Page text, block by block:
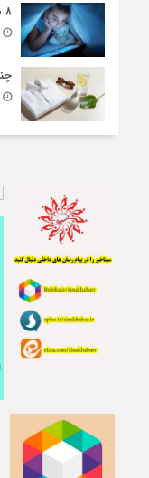
۸ ممنوعه مهم برای کودکان قبل از خواب